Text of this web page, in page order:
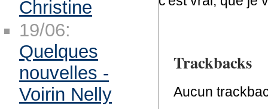
Trackbacks
Aucun
Christine
19/06:
Quelques
nouvelles -
Voirin Nelly